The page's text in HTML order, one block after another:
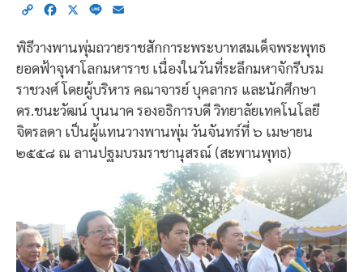
Copy Facebook
X Line
พิธีวางพานพุ่มถวายราชสักการะพระบาทสมเด็จพระพุทธ
ยอดฟ้าจุฬาโลกมหาราช เนื่องในวันที่ระลึกมหาจักรีบรม
ราชวงศ์ โดยผู้บริหาร คณาจารย์ บุคลากร และนักศึกษา
ดร.ชนะวัฒน์ บุนนาค รองอธิการบดี วิทยาลัยเทคโนโลยี
จิตรลดา เป็นผู้แทนวางพานพุ่ม วันจันทร์ที่ ๖ เมษายน
๒๕๕๘ ณ ลานปฐมบรมราชานุสรณ์ (สะพานพุทธ)